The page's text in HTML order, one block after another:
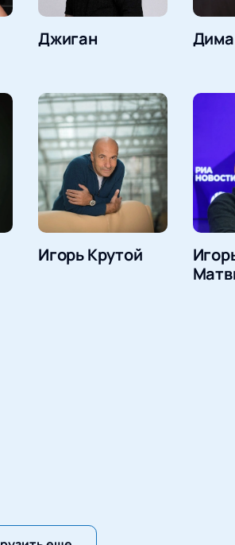
Джиган
Игорь Крутой